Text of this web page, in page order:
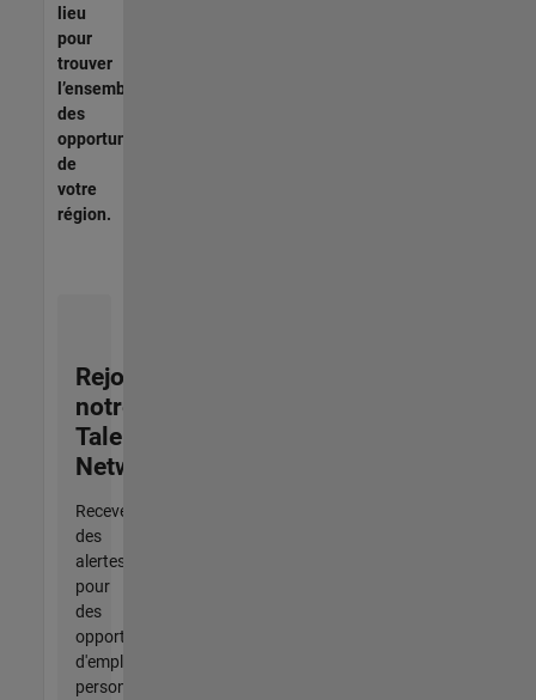
lieu
pour
trouver
l’ensemble
des
opportunités
de
votre
région.
Rejoignez
notre
Talent
Network
Recevez
des
alertes
pour
des
opportunités
d'emploi
personnalisées,